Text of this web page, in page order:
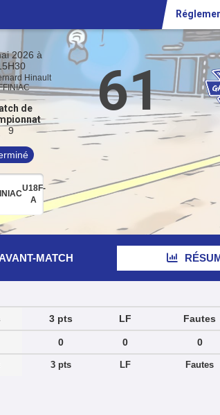
2026 à
Hinault
de
9
61
U18F-
A
MATCH
3 pts LF Fautes
0 0 0
3 pts LF Fautes